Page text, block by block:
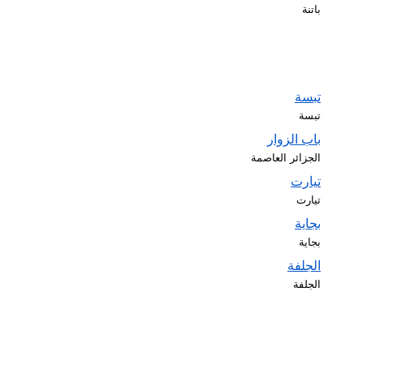
باتنة
تبسة
تبسة
باب الزوار
الجزائر العاصمة
تيارت
تيارت
بجاية
بجاية
الجلفة
الجلفة